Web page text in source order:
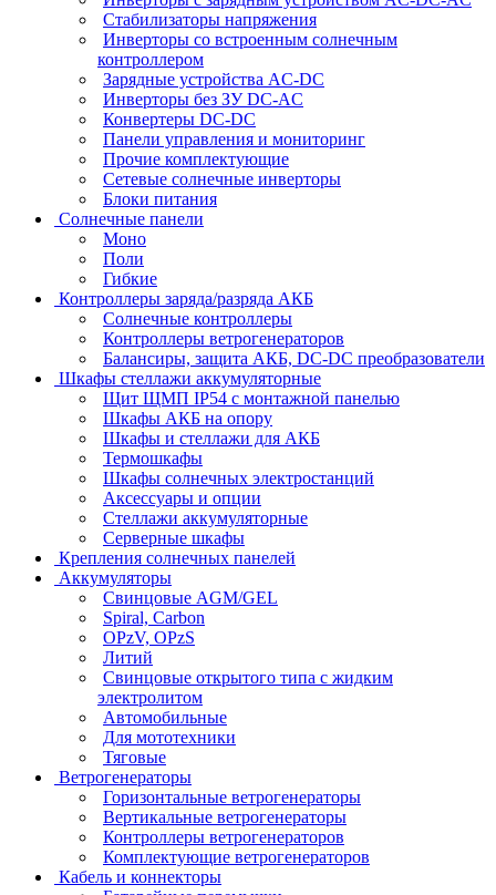
Стабилизаторы напряжения
Инверторы со встроенным солнечным
контроллером
Зарядные устройства AC-DC
Инверторы без ЗУ DC-AC
Конвертеры DC-DC
Панели управления и мониторинг
Прочие комплектующие
Сетевые солнечные инверторы
Блоки питания
Солнечные панели
Моно
Поли
Гибкие
Контроллеры заряда/разряда АКБ
Солнечные контроллеры
Контроллеры ветрогенераторов
Балансиры, защита АКБ, DC-DC преобразователи
Шкафы стеллажи аккумуляторные
Щит ЩМП IP54 с монтажной панелью
Шкафы АКБ на опору
Шкафы и стеллажи для АКБ
Термошкафы
Шкафы солнечных электростанций
Аксессуары и опции
Стеллажи аккумуляторные
Серверные шкафы
Крепления солнечных панелей
Аккумуляторы
Свинцовые AGM/GEL
Spiral, Carbon
OPzV, OPzS
Литий
Свинцовые открытого типа с жидким
электролитом
Автомобильные
Для мототехники
Тяговые
Ветрогенераторы
Горизонтальные ветрогенераторы
Вертикальные ветрогенераторы
Контроллеры ветрогенераторов
Комплектующие ветрогенераторов
Кабель и коннекторы